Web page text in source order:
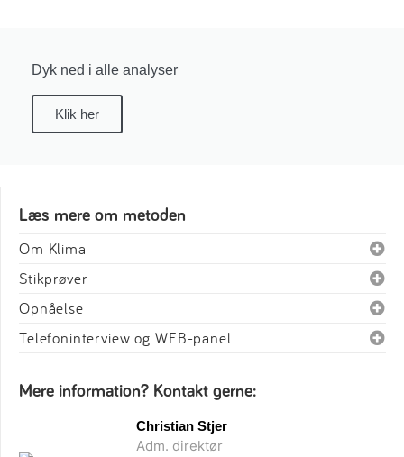
Dyk ned i alle analyser
Klik her
Læs mere om metoden
Om Klima
Stikprøver
Opnåelse
Telefoninterview og WEB-panel
Mere information? Kontakt gerne:
Christian Stjer
Adm. direktør